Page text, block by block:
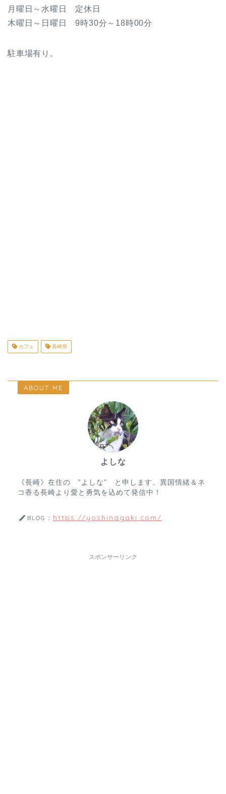
月曜日～水曜日 定休日
木曜日～日曜日 9時30分～18時00分
駐車場有り。
カフェ 長崎県
ABOUT ME
よしな
《長崎》在住の ”よしな” と申します。異国情緒＆ネ
コ香る長崎より愛と勇気を込めて発信中！
BLOG： https://yoshinagaki.com/
スポンサーリンク